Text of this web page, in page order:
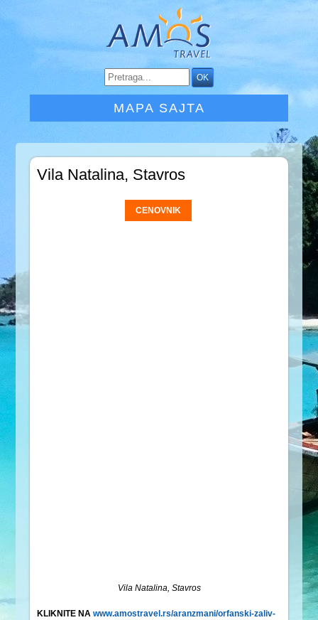
MAPA SAJTA
Vila Natalina, Stavros
CENOVNIK
Vila Natalina, Stavros
KLIKNITE NAwww.amostravel.rs/aranzmani/orfanski-zaliv-